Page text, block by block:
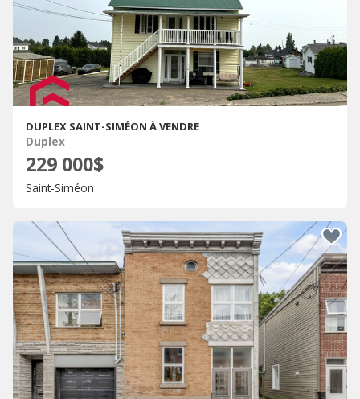
DUPLEX SAINT-SIMÉON À VENDRE
Duplex
229 000$
Saint-Siméon